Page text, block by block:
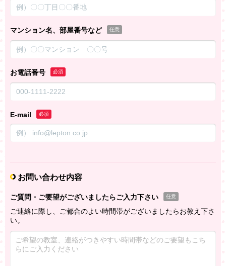
マンション名、部屋番号など 任意
お電話番号 必須
E-mail 必須
お問い合わせ内容
ご質問・ご要望がございましたらご入力下さい 任意
ご連絡に際し、ご都合のよい時間帯がございましたらお教え下さ
い。